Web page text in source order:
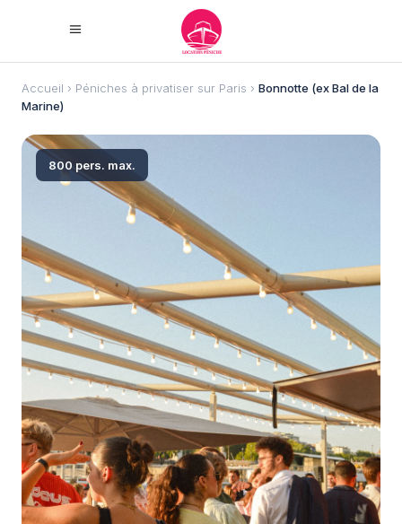
Accueil › Péniches à privatiser sur Paris › Bonnotte (ex Bal de la
Marine)
800 pers. max.